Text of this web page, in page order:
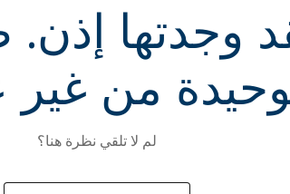
وجدتها إذن.
من
لم لا تلقي نظرة هنا؟